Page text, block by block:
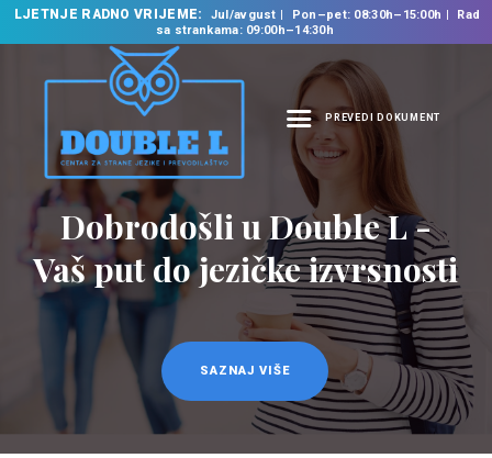
LJETNJE RADNO VRIJEME: Jul/avgust Pon–pet: 08:30h–15:00h
Rad
sa strankama: 09:00h–14:30h
PREVEDI DOKUMENT
NASLOVNA
O NAMA
NAŠE USLUGE
ŠKOLA STRANIH
JEZIKA
PREVODILAČKI BIRO
KURSEVI
NOVOSTI
KONTAKT
Prevodilačke usluge
na 35 jezika
SAZNAJ VIŠE